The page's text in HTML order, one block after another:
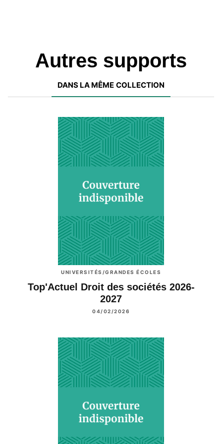
Autres supports
DANS LA MÊME COLLECTION
UNIVERSITÉS/GRANDES ÉCOLES
Top'Actuel Droit des sociétés 2026-
2027
04/02/2026